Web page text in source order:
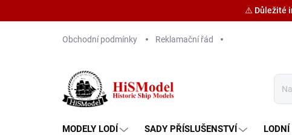
Obchodní podmínky Reklamační řád
MODELY LODÍ SADY PŘÍSLUŠENSTVÍ
⚠️ Důležité